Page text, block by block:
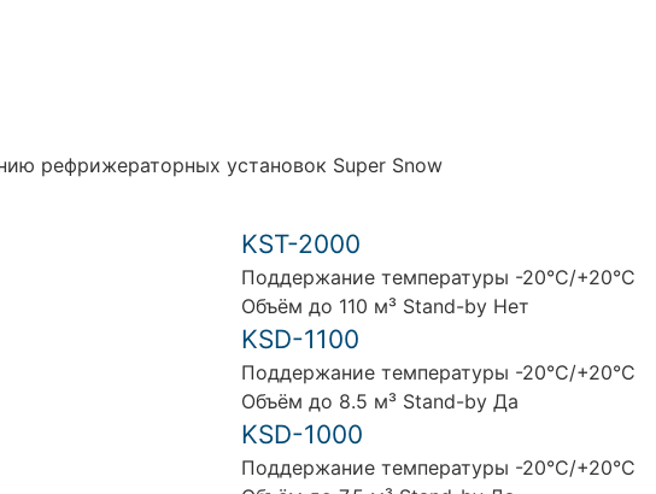
рефрижераторных установок Super Snow
KST-2000
Поддержание температуры -20°C/+20°C
Объём до 110 м³ Stand-by Нет
KSD-1100
Поддержание температуры -20°C/+20°C
Объём до 8.5 м³ Stand-by Да
KSD-1000
Поддержание температуры -20°C/+20°C